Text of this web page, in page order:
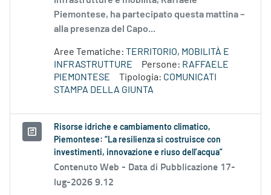
Piemontese, ha partecipato questa mattina –
alla presenza del Capo...
Aree Tematiche: TERRITORIO, MOBILITÀ E
INFRASTRUTTURE
Persone: RAFFAELE
PIEMONTESE
Tipologia: COMUNICATI
STAMPA DELLA GIUNTA
Risorse idriche e cambiamento climatico,
Piemontese: “La resilienza si costruisce con
investimenti, innovazione e riuso dell’acqua”
Contenuto Web - Data di Pubblicazione 17-
lug-2026 9.12